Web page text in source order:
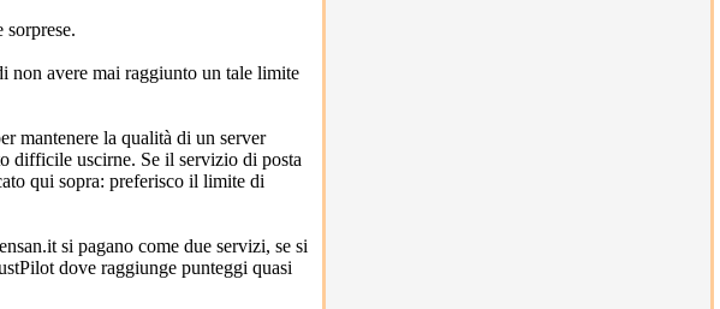
non avere mai raggiunto un tale limite
mantenere la qualità di un server
difficile uscirne. Se il servizio di posta
qui sopra: preferisco il limite di
si pagano come due servizi, se si
dove raggiunge punteggi quasi